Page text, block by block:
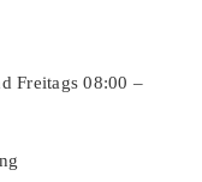
Freitags 08:00 –